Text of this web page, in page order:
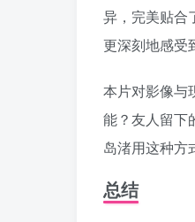
异，完美贴合
更深刻地感受
本片对影像与
能？友人留下
岛渚用这种方
总结